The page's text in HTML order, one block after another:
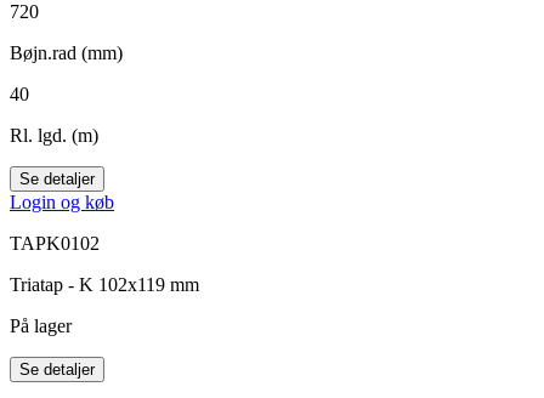
720
Bøjn.rad (mm)
40
Rl. lgd. (m)
Se detaljer
Login og køb
TAPK0102
Triatap - K 102x119 mm
På lager
Se detaljer